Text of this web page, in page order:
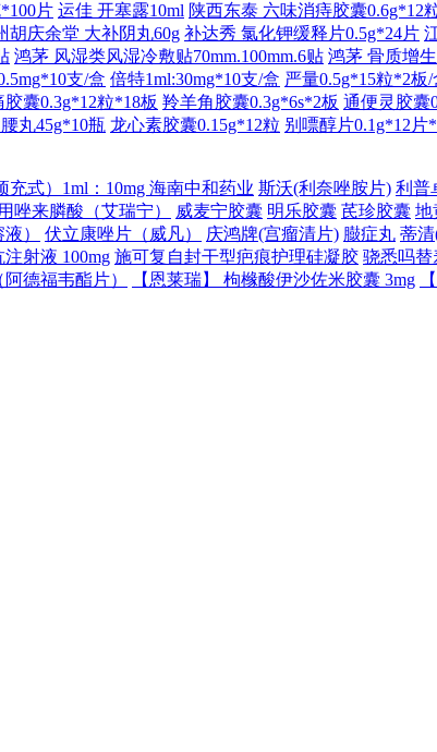
片 运佳 开塞露10ml 陕西东泰 六味消痔胶囊0.6g*12
胡庆余堂 大补阴丸60g 补达秀 氯化钾缓释片0.5g*24片
鸿茅 风湿类风湿冷敷贴70mm.100mm.6贴 鸿茅 骨质增
支/盒 倍特1ml:30mg*10支/盒 严量0.5g*15粒*2板/
囊0.3g*12粒*18板 羚羊角胶囊0.3g*6s*2板 通便灵胶囊
丸45g*10瓶 龙心素胶囊0.15g*12粒 别嘌醇片0.1g*12片
充式）1ml：10mg 海南中和药业 斯沃(利奈唑胺片) 利普
唑来膦酸（艾瑞宁） 威麦宁胶囊 明乐胶囊 芪珍胶囊 地
） 伏立康唑片（威凡） 庆鸿牌(宫瘤清片) 臌症丸 蒂
射液 100mg 施可复自封干型疤痕护理硅凝胶 骁悉吗替
德福韦酯片） 【恩莱瑞】 枸橼酸伊沙佐米胶囊 3mg